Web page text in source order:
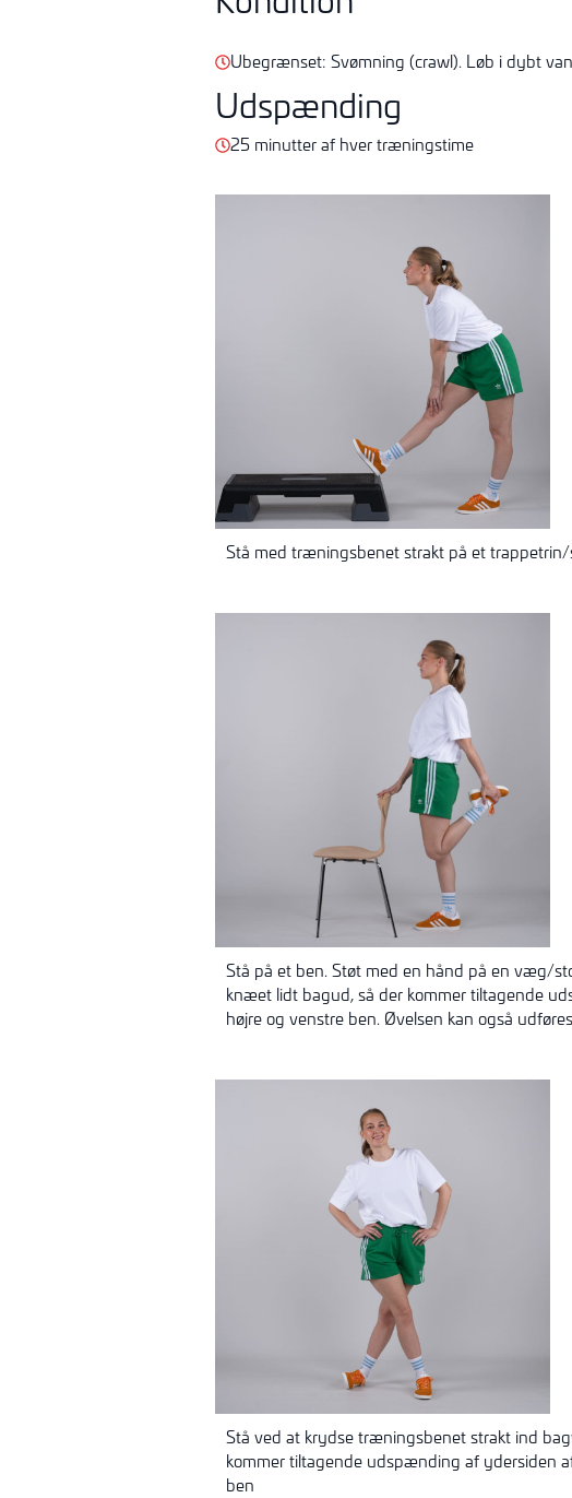
Ubegrænset: Svømning (crawl). Løb i dybt
Udspænding
25 minutter af hver træningstime
Stå med træningsbenet strakt på et
Stå på et ben. Støt med en hånd på en væg/
knæet lidt bagud, så der kommer tiltagende
højre og venstre ben. Øvelsen kan også
Stå ved at krydse træningsbenet strakt ind
kommer tiltagende udspænding af ydersiden
ben